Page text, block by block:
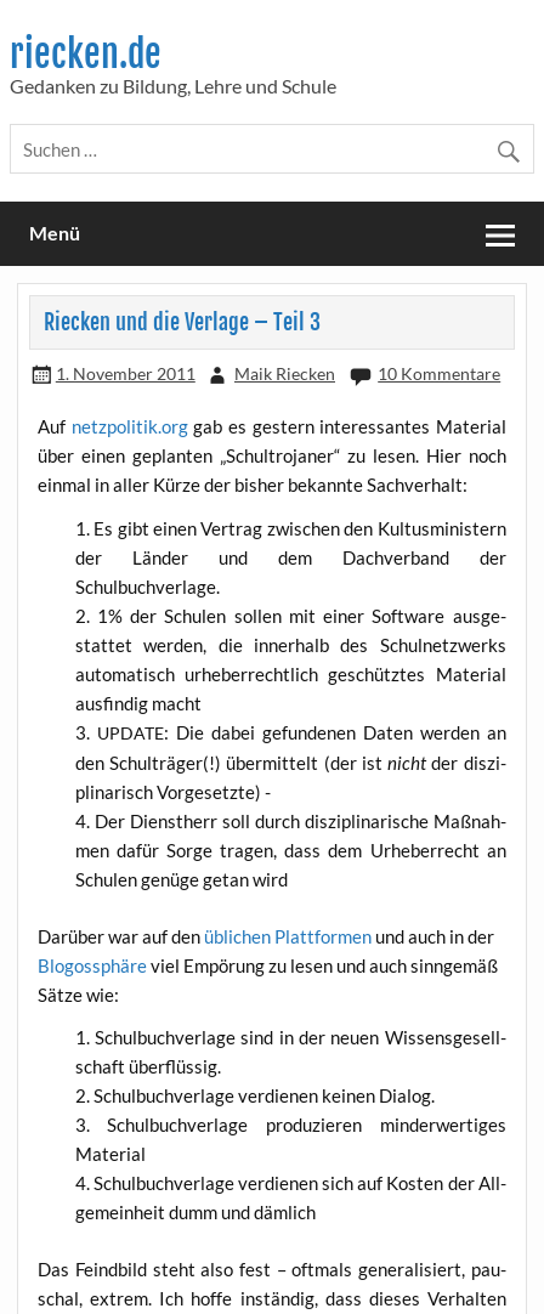
content
riecken.de
Gedanken zu Bildung, Lehre und Schule
Menü
Riecken und die Verlage – Teil 3
1. November 2011 Maik Riecken 10 Kommentare
Auf netzpolitik.orggab es ges­tern inter­es­san­tes Mate­ri­al
über einen geplan­ten „Schul­tro­ja­ner“ zu lesen. Hier noch
ein­mal in aller Kür­ze der bis­her bekann­te Sachverhalt:
Es gibt einen Ver­trag zwi­schen den Kul­tus­mi­nis­tern
der Län­der und dem Dach­ver­band der
Schulbuchverlage.
1% der Schu­len sol­len mit einer Soft­ware aus­ge­
stat­tet wer­den, die inner­halb des Schul­netz­werks
auto­ma­tisch urhe­ber­recht­lich geschütz­tes Mate­ri­al
aus­fin­dig macht
UPDATE: Die dabei gefun­de­nen Daten wer­den an
den Schul­trä­ger(!) über­mit­telt (der ist nichtder dis­zi­
pli­na­risch Vorgesetzte) -
Der Dienst­herr soll durch dis­zi­pli­na­ri­sche Maß­nah­
men dafür Sor­ge tra­gen, dass dem Urhe­ber­recht an
Schu­len genü­ge getan wird
Dar­über war auf den übli­chen Platt­for­men und auch in der
Blogos­sphä­reviel Empö­rung zu lesen und auch sinn­ge­mäß
Sät­ze wie:
Schul­buch­ver­la­ge sind in der neu­en Wis­sens­ge­sell­
schaft überflüssig.
Schul­buch­ver­la­ge ver­die­nen kei­nen Dialog.
Schul­buch­ver­la­ge pro­du­zie­ren min­der­wer­ti­ges
Material
Schul­buch­ver­la­ge ver­die­nen sich auf Kos­ten der All­
ge­mein­heit dumm und dämlich
Das Feind­bild steht also fest – oft­mals gene­ra­li­siert, pau­
schal, extrem. Ich hof­fe instän­dig, dass die­ses Ver­hal­ten